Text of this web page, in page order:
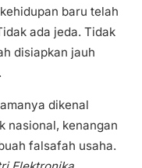
baru telah
ada jeda. Tidak
disiapkan jauh
dikenal
nasional, kenangan
falsafah usaha.